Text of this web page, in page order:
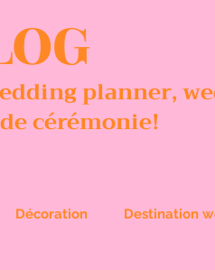
planner,
cérémonie!
Décoration Destination